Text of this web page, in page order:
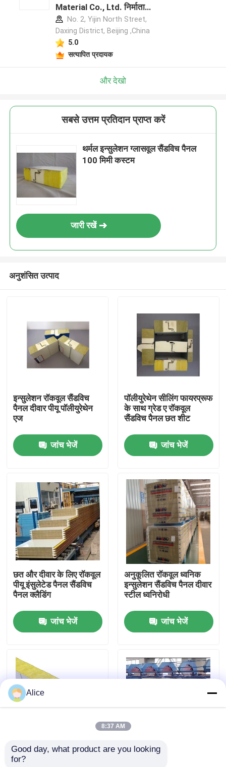
उत्पादों
हमारे बारे में
कारखाना भ्रमण
संपर्क करें
एक उद्धरण का अनुरोध करें
इस्पात संरचना भवन
इस्पात संरचना कार्यशाला
Material Co., Ltd. निर्माता
प्रोफ़ाइलNo. 2, Yijin North Street,
Daxing District, Beijing ,China
5.0
सत्यापित प्रदायक
और देखो
सबसे उत्तम प्रतिदान प्राप्त करें
थर्मल इन्सुलेशन ग्लासवूल सैंडविच पैनल
100 मिमी कस्टम
जारी रखें
अनुशंसित उत्पाद
इन्सुलेशन रॉकवूल सैंडविच
पैनल दीवार पीयू पॉलीयुरेथेन
एज
जांच भेजें
पॉलीयुरेथेन सीलिंग फायरप्रूफ
के साथ ग्रेड ए रॉकवूल
सैंडविच पैनल छत शीट
जांच भेजें
छत और दीवार के लिए रॉकवूल
पीयू इंसुलेटेड पैनल सैंडविच
पैनल क्लैडिंग
जांच भेजें
अनुकूलित रॉकवूल ध्वनिक
इन्सुलेशन सैंडविच पैनल दीवार
स्टील ध्वनिरोधी
जांच भेजें
गोदाम के लिए 75 मिमी 80
मिमी 200 मिमी सैंडविच पैनल
पीयू मिनरल इंसुलेशन रॉकवूल
Alice
8:37 AM
Good day, what product are you looking
for?